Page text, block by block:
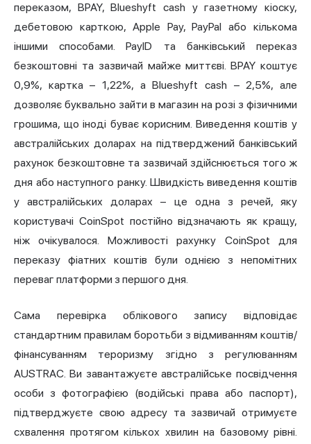
переказом, BPAY, Blueshyft cash у газетному кіоску,
дебетовою карткою, Apple Pay, PayPal або кількома
іншими способами. PayID та банківський переказ
безкоштовні та зазвичай майже миттєві. BPAY коштує
0,9%, картка – 1,22%, а Blueshyft cash – 2,5%, але
дозволяє буквально зайти в магазин на розі з фізичними
грошима, що іноді буває корисним. Виведення коштів у
австралійських доларах на підтверджений банківський
рахунок безкоштовне та зазвичай здійснюється того ж
дня або наступного ранку. Швидкість виведення коштів
у австралійських доларах – це одна з речей, яку
користувачі CoinSpot постійно відзначають як кращу,
ніж очікувалося. Можливості рахунку CoinSpot для
переказу фіатних коштів були однією з непомітних
переваг платформи з першого дня.
Сама перевірка облікового запису відповідає
стандартним правилам боротьби з відмиванням коштів/
фінансуванням тероризму згідно з регулюванням
AUSTRAC. Ви завантажуєте австралійське посвідчення
особи з фотографією (водійські права або паспорт),
підтверджуєте свою адресу та зазвичай отримуєте
схвалення протягом кількох хвилин на базовому рівні.